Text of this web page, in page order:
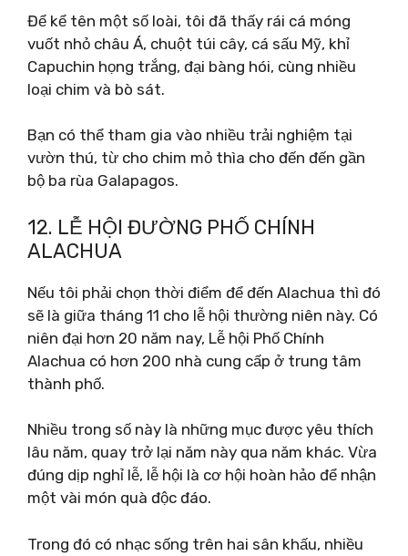
Để kể tên một số loài, tôi đã thấy rái cá móng
vuốt nhỏ châu Á, chuột túi cây, cá sấu Mỹ, khỉ
Capuchin họng trắng, đại bàng hói, cùng nhiều
loại chim và bò sát.
Bạn có thể tham gia vào nhiều trải nghiệm tại
vườn thú, từ cho chim mỏ thìa cho đến đến gần
bộ ba rùa Galapagos.
12. LỄ HỘI ĐƯỜNG PHỐ CHÍNH
ALACHUA
Nếu tôi phải chọn thời điểm để đến Alachua thì đó
sẽ là giữa tháng 11 cho lễ hội thường niên này. Có
niên đại hơn 20 năm nay, Lễ hội Phố Chính
Alachua có hơn 200 nhà cung cấp ở trung tâm
thành phố.
Nhiều trong số này là những mục được yêu thích
lâu năm, quay trở lại năm này qua năm khác. Vừa
đúng dịp nghỉ lễ, lễ hội là cơ hội hoàn hảo để nhận
một vài món quà độc đáo.
Trong đó có nhạc sống trên hai sân khấu, nhiều